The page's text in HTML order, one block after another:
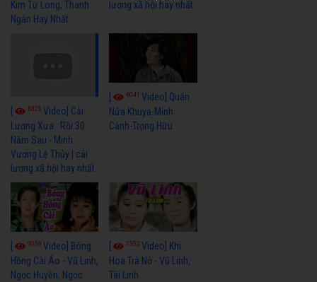
Kim Tử Long, Thanh
Ngân Hay Nhất
lương xã hội hay nhất
6325 Video] Cải
Lương Xưa : Rồi 30
Năm Sau - Minh
Vương Lệ Thủy | cải
lương xã hội hay nhất
6041Video] Quán
Nửa Khuya-Minh
Cảnh-Trọng Hữu
9059 Video] Bông
Hồng Cài Áo - Vũ Linh,
Ngọc Huyền, Ngọc
7352Video] Khi
Hoa Trà Nở - Vũ Linh,
Tài Linh